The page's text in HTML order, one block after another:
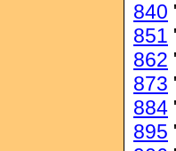
840
851
862
873
884
895